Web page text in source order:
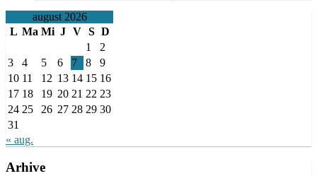
august 2026
L Ma Mi J V S D
1
2
3
4 5 6 7 8
9
10 11 12 13 14 15 16
17 18 19 20 21 22 23
24 25 26 27 28 29 30
31
« aug.
Arhive